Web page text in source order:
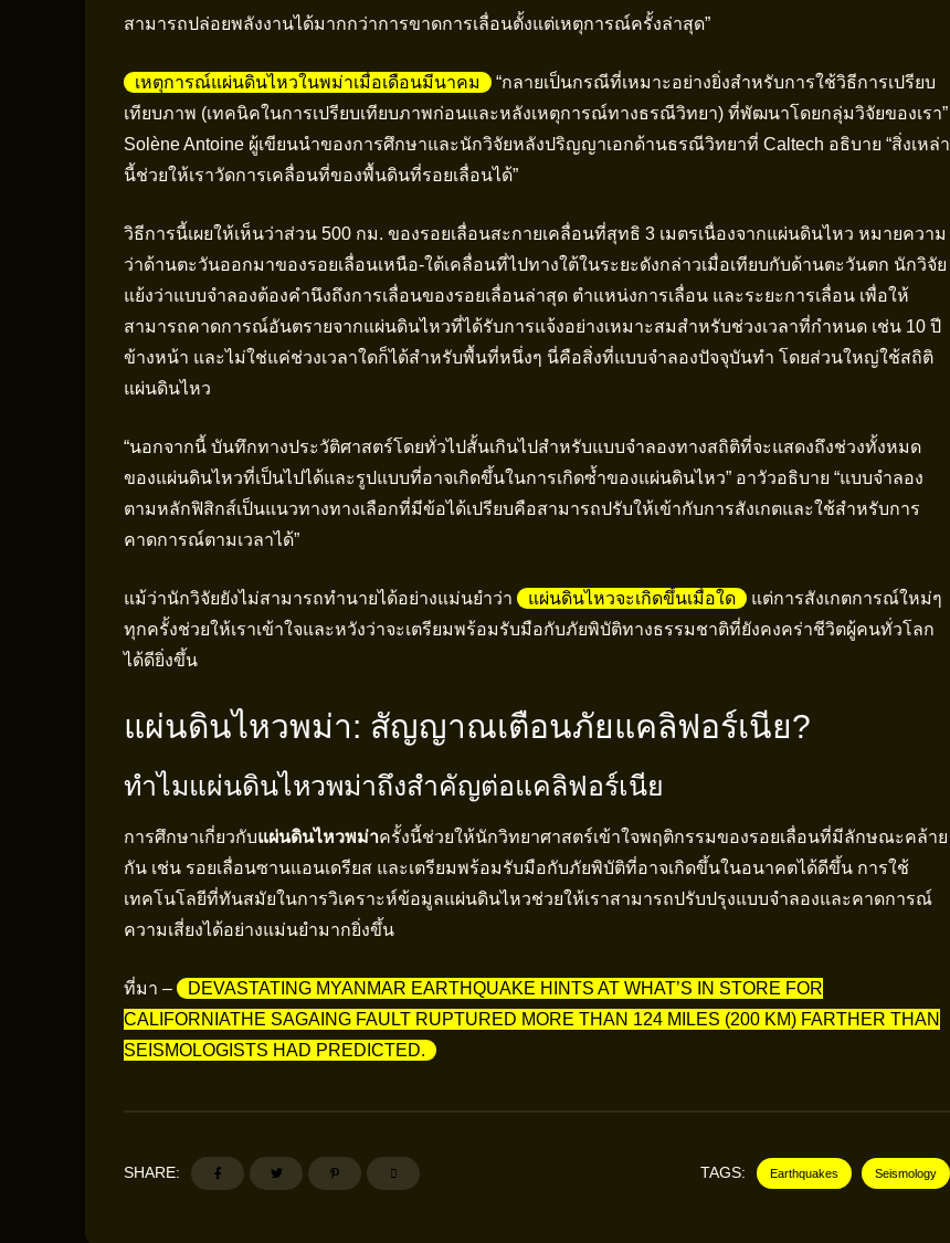
สามารถปล่อยพลังงานได้มากกว่าการขาดการเลื่อนตั้งแต่เหตุการณ์ครั้งล่าสุด”
เหตุการณ์แผ่นดินไหวในพม่าเมื่อเดือนมีนาคม
“กลายเป็นกรณีที่เหมาะอย่างยิ่งสำหรับการใช้วิธีการเปรียบ
เทียบภาพ (เทคนิคในการเปรียบเทียบภาพก่อนและหลังเหตุการณ์ทางธรณีวิทยา) ที่พัฒนาโดยกลุ่มวิจัยของเรา”
Solène Antoine ผู้เขียนนำของการศึกษาและนักวิจัยหลังปริญญาเอกด้านธรณีวิทยาที่ Caltech อธิบาย “สิ่งเหล่า
นี้ช่วยให้เราวัดการเคลื่อนที่ของพื้นดินที่รอยเลื่อนได้”
วิธีการนี้เผยให้เห็นว่าส่วน 500 กม. ของรอยเลื่อนสะกายเคลื่อนที่สุทธิ 3 เมตรเนื่องจากแผ่นดินไหว หมายความ
ว่าด้านตะวันออกมาของรอยเลื่อนเหนือ-ใต้เคลื่อนที่ไปทางใต้ในระยะดังกล่าวเมื่อเทียบกับด้านตะวันตก นักวิจัย
แย้งว่าแบบจำลองต้องคำนึงถึงการเลื่อนของรอยเลื่อนล่าสุด ตำแหน่งการเลื่อน และระยะการเลื่อน เพื่อให้
สามารถคาดการณ์อันตรายจากแผ่นดินไหวที่ได้รับการแจ้งอย่างเหมาะสมสำหรับช่วงเวลาที่กำหนด เช่น 10 ปี
ข้างหน้า และไม่ใช่แค่ช่วงเวลาใดก็ได้สำหรับพื้นที่หนึ่งๆ นี่คือสิ่งที่แบบจำลองปัจจุบันทำ โดยส่วนใหญ่ใช้สถิติ
แผ่นดินไหว
“นอกจากนี้ บันทึกทางประวัติศาสตร์โดยทั่วไปสั้นเกินไปสำหรับแบบจำลองทางสถิติที่จะแสดงถึงช่วงทั้งหมด
ของแผ่นดินไหวที่เป็นไปได้และรูปแบบที่อาจเกิดขึ้นในการเกิดซ้ำของแผ่นดินไหว” อาวัวอธิบาย “แบบจำลอง
ตามหลักฟิสิกส์เป็นแนวทางทางเลือกที่มีข้อได้เปรียบคือสามารถปรับให้เข้ากับการสังเกตและใช้สำหรับการ
คาดการณ์ตามเวลาได้”
แม้ว่านักวิจัยยังไม่สามารถทำนายได้อย่างแม่นยำว่า แผ่นดินไหวจะเกิดขึ้นเมื่อใด
แต่การสังเกตการณ์ใหม่ๆ
ทุกครั้งช่วยให้เราเข้าใจและหวังว่าจะเตรียมพร้อมรับมือกับภัยพิบัติทางธรรมชาติที่ยังคงคร่าชีวิตผู้คนทั่วโลก
ได้ดียิ่งขึ้น
แผ่นดินไหวพม่า: สัญญาณเตือนภัยแคลิฟอร์เนีย?
ทำไมแผ่นดินไหวพม่าถึงสำคัญต่อแคลิฟอร์เนีย
การศึกษาเกี่ยวกับแผ่นดินไหวพม่าครั้งนี้ช่วยให้นักวิทยาศาสตร์เข้าใจพฤติกรรมของรอยเลื่อนที่มีลักษณะคล้าย
กัน เช่น รอยเลื่อนซานแอนเดรียส และเตรียมพร้อมรับมือกับภัยพิบัติที่อาจเกิดขึ้นในอนาคตได้ดีขึ้น การใช้
เทคโนโลยีที่ทันสมัยในการวิเคราะห์ข้อมูลแผ่นดินไหวช่วยให้เราสามารถปรับปรุงแบบจำลองและคาดการณ์
ความเสี่ยงได้อย่างแม่นยำมากยิ่งขึ้น
ที่มา –
DEVASTATING MYANMAR EARTHQUAKE HINTS AT WHAT’S IN STORE FOR
CALIFORNIATHE SAGAING FAULT RUPTURED MORE THAN 124 MILES (200 KM) FARTHER THAN
SEISMOLOGISTS HAD PREDICTED.
SHARE: TAGS: Earthquakes Seismology